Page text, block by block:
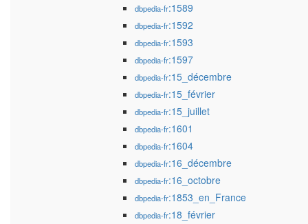
dbpedia-fr:1589
dbpedia-fr:1592
dbpedia-fr:1593
dbpedia-fr:1597
dbpedia-fr:15_décembre
dbpedia-fr:15_février
dbpedia-fr:15_juillet
dbpedia-fr:1601
dbpedia-fr:1604
dbpedia-fr:16_décembre
dbpedia-fr:16_octobre
dbpedia-fr:1853_en_France
dbpedia-fr:18_février